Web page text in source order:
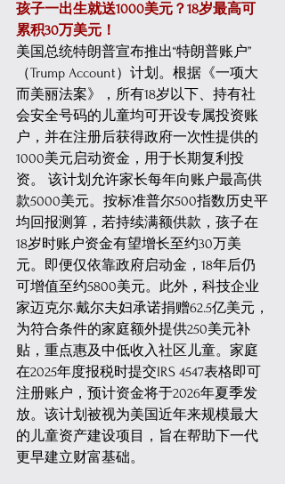
孩子一出生就送1000美元？18岁最高可
累积30万美元！
美国总统特朗普宣布推出“特朗普账户”
（Trump Account）计划。根据《一项大
而美丽法案》，所有18岁以下、持有社
会安全号码的儿童均可开设专属投资账
户，并在注册后获得政府一次性提供的
1000美元启动资金，用于长期复利投
资。 该计划允许家长每年向账户最高供
款5000美元。按标准普尔500指数历史平
均回报测算，若持续满额供款，孩子在
18岁时账户资金有望增长至约30万美
元。即便仅依靠政府启动金，18年后仍
可增值至约5800美元。此外，科技企业
家迈克尔·戴尔夫妇承诺捐赠62.5亿美元，
为符合条件的家庭额外提供250美元补
贴，重点惠及中低收入社区儿童。家庭
在2025年度报税时提交IRS 4547表格即可
注册账户，预计资金将于2026年夏季发
放。该计划被视为美国近年来规模最大
的儿童资产建设项目，旨在帮助下一代
更早建立财富基础。